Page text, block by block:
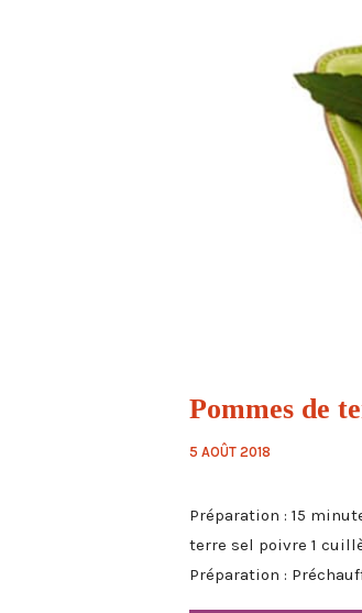
Pommes de
5 AOÛT 2018
Préparation : 15
terre sel poivre 1
Préparation :